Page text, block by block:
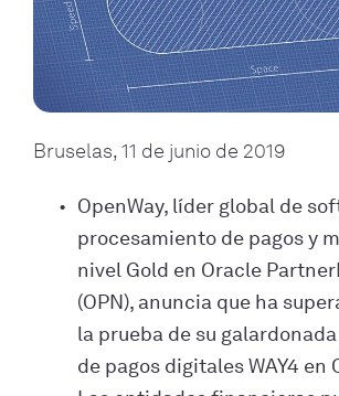
Bruselas, 11 de junio de 2019
OpenWay, líder global de
procesamiento de pagos y
nivel Gold en Oracle
(OPN), anuncia que ha
la prueba de su
de pagos digitales WAY4 en